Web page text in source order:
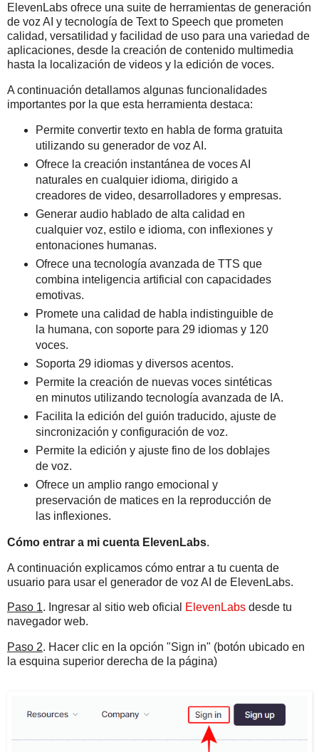
ElevenLabs ofrece una suite de herramientas de generación
de voz AI y tecnología de Text to Speech que prometen
calidad, versatilidad y facilidad de uso para una variedad de
aplicaciones, desde la creación de contenido multimedia
hasta la localización de videos y la edición de voces.
A continuación detallamos algunas funcionalidades
importantes por la que esta herramienta destaca:
Permite convertir texto en habla de forma gratuita
utilizando su generador de voz AI.
Ofrece la creación instantánea de voces AI
naturales en cualquier idioma, dirigido a
creadores de video, desarrolladores y empresas.
Generar audio hablado de alta calidad en
cualquier voz, estilo e idioma, con inflexiones y
entonaciones humanas.
Ofrece una tecnología avanzada de TTS que
combina inteligencia artificial con capacidades
emotivas.
Promete una calidad de habla indistinguible de
la humana, con soporte para 29 idiomas y 120
voces.
Soporta 29 idiomas y diversos acentos.
Permite la creación de nuevas voces sintéticas
en minutos utilizando tecnología avanzada de IA.
Facilita la edición del guión traducido, ajuste de
sincronización y configuración de voz.
Permite la edición y ajuste fino de los doblajes
de voz.
Ofrece un amplio rango emocional y
preservación de matices en la reproducción de
las inflexiones.
Cómo entrar a mi cuenta ElevenLabs.
A continuación explicamos cómo entrar a tu cuenta de
usuario para usar el generador de voz AI de ElevenLabs.
Paso 1. Ingresar al sitio web oficial ElevenLabs desde tu
navegador web.
Paso 2. Hacer clic en la opción "Sign in" (botón ubicado en
la esquina superior derecha de la página)